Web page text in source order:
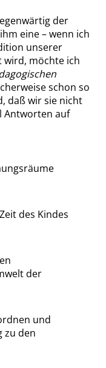
der
eine – wenn ich
unserer
wird, möchte ich
schon so
daß wir sie nicht
Antworten auf
des Kindes
der
und
zu den